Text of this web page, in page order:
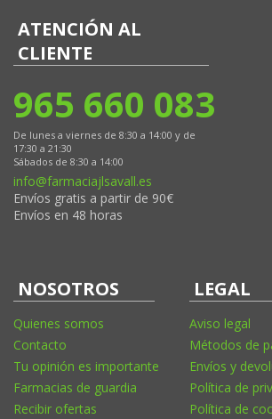
ATENCIÓN AL
CLIENTE
965 660 083
De lunes a viernes de 8:30 a 14:00 y de
17:30 a 21:30
Sábados de 8:30 a 14:00
info@farmaciajlsavall.es
Envíos gratis a partir de 90€
Envíos en 48 horas
NOSOTROS
Quienes somos
Contacto
Tu opinión es importante
Farmacias de guardia
Recibir ofertas
LEGAL
Aviso legal
Métodos de
Envíos y
Política de
Política de